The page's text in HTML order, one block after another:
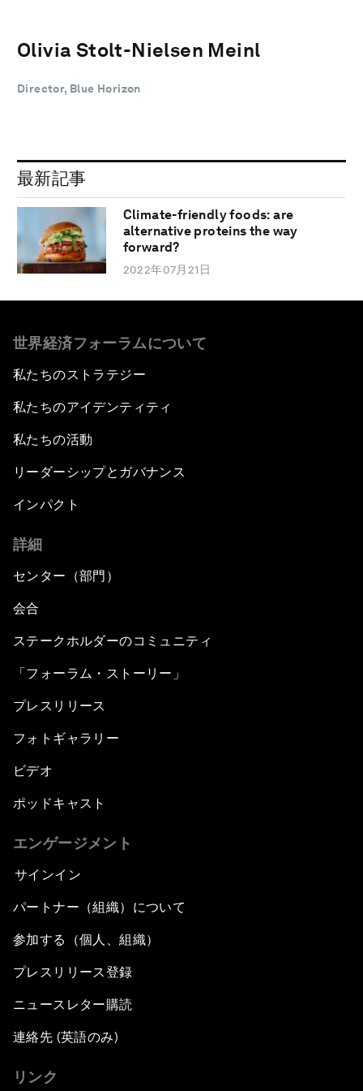
Olivia Stolt-Nielsen Meinl
Director, Blue Horizon
最新記事
Climate-friendly foods: are
alternative proteins the way
forward?
2022年07月21日
世界経済フォーラムについて
私たちのストラテジー
私たちのアイデンティティ
私たちの活動
リーダーシップとガバナンス
インパクト
詳細
センター（部門）
会合
ステークホルダーのコミュニティ
「フォーラム・ストーリー」
プレスリリース
フォトギャラリー
ビデオ
ポッドキャスト
エンゲージメント
サインイン
パートナー（組織）について
参加する（個人、組織）
プレスリリース登録
ニュースレター購読
連絡先 (英語のみ)
リンク